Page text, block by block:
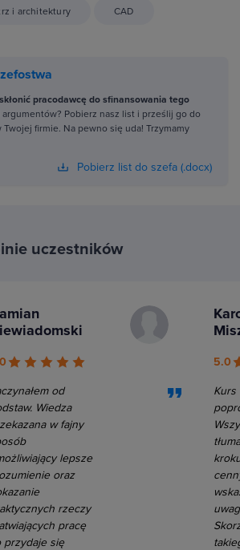
i architektury CAD
pracodawcę do sfinansowania tego
argumentów? Pobierz nasz list i prześlij go do
Twojej firmie. Na pewno się uda! Trzymamy
Pobierz list do szefa (.docx)
uczestników
od
Wiedza
w fajny
lepsze
oraz
rzeczy
pracę
przydaje się
5.0
Kurs